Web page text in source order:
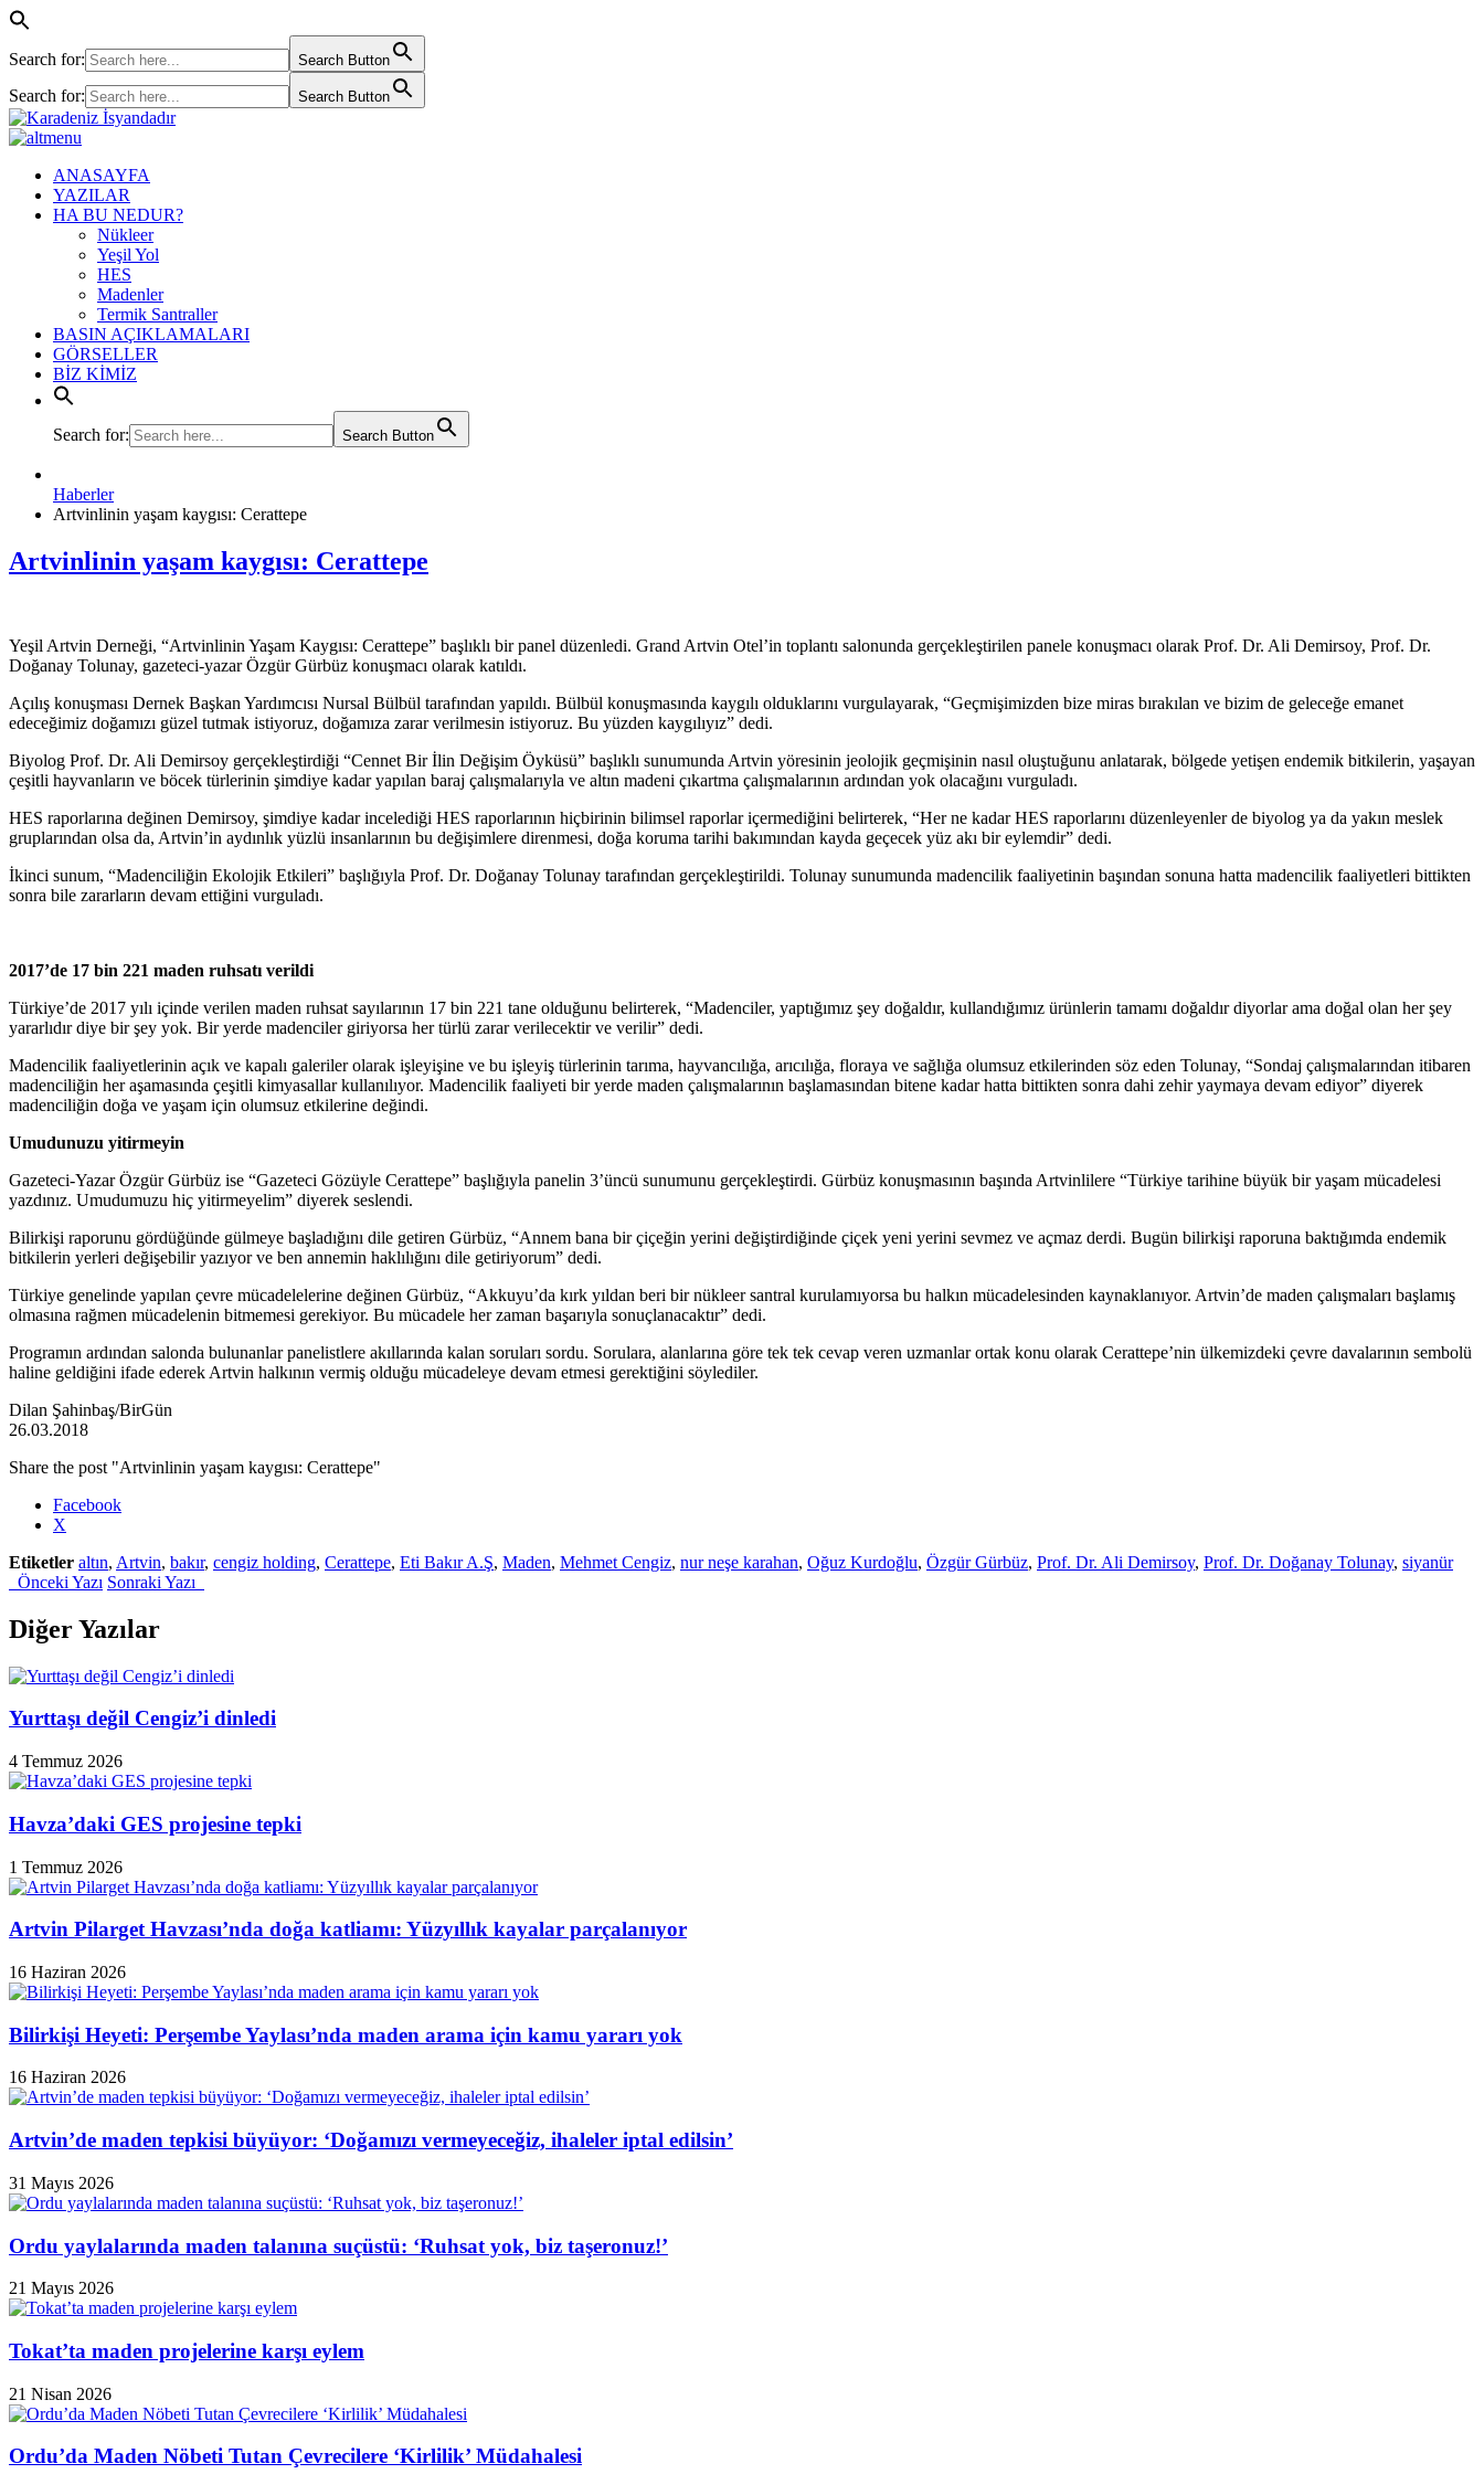
Search for: Search Button
Search for: Search Button
ANASAYFA
YAZILAR
HA BU NEDUR?
Nükleer
Yeşil Yol
HES
Madenler
Termik Santraller
BASIN AÇIKLAMALARI
GÖRSELLER
BİZ KİMİZ
Search for: Search Button
Haberler
Artvinlinin yaşam kaygısı: Cerattepe
Artvinlinin yaşam kaygısı: Cerattepe
Yeşil Artvin Derneği, “Artvinlinin Yaşam Kaygısı: Cerattepe” başlıklı bir panel düzenledi. Grand Artvin Otel’in toplantı salonunda gerçekleştirilen panele konuşmacı olarak Prof. Dr. Ali Demirsoy, Prof. Dr.
Doğanay Tolunay, gazeteci-yazar Özgür Gürbüz konuşmacı olarak katıldı.
Açılış konuşması Dernek Başkan Yardımcısı Nursal Bülbül tarafından yapıldı. Bülbül konuşmasında kaygılı olduklarını vurgulayarak, “Geçmişimizden bize miras bırakılan ve bizim de geleceğe emanet
edeceğimiz doğamızı güzel tutmak istiyoruz, doğamıza zarar verilmesin istiyoruz. Bu yüzden kaygılıyız” dedi.
Biyolog Prof. Dr. Ali Demirsoy gerçekleştirdiği “Cennet Bir İlin Değişim Öyküsü” başlıklı sunumunda Artvin yöresinin jeolojik geçmişinin nasıl oluştuğunu anlatarak, bölgede yetişen endemik bitkilerin, yaşayan
çeşitli hayvanların ve böcek türlerinin şimdiye kadar yapılan baraj çalışmalarıyla ve altın madeni çıkartma çalışmalarının ardından yok olacağını vurguladı.
HES raporlarına değinen Demirsoy, şimdiye kadar incelediği HES raporlarının hiçbirinin bilimsel raporlar içermediğini belirterek, “Her ne kadar HES raporlarını düzenleyenler de biyolog ya da yakın meslek
gruplarından olsa da, Artvin’in aydınlık yüzlü insanlarının bu değişimlere direnmesi, doğa koruma tarihi bakımından kayda geçecek yüz akı bir eylemdir” dedi.
İkinci sunum, “Madenciliğin Ekolojik Etkileri” başlığıyla Prof. Dr. Doğanay Tolunay tarafından gerçekleştirildi. Tolunay sunumunda madencilik faaliyetinin başından sonuna hatta madencilik faaliyetleri bittikten
sonra bile zararların devam ettiğini vurguladı.
2017’de 17 bin 221 maden ruhsatı verildi
Türkiye’de 2017 yılı içinde verilen maden ruhsat sayılarının 17 bin 221 tane olduğunu belirterek, “Madenciler, yaptığımız şey doğaldır, kullandığımız ürünlerin tamamı doğaldır diyorlar ama doğal olan her şey
yararlıdır diye bir şey yok. Bir yerde madenciler giriyorsa her türlü zarar verilecektir ve verilir” dedi.
Madencilik faaliyetlerinin açık ve kapalı galeriler olarak işleyişine ve bu işleyiş türlerinin tarıma, hayvancılığa, arıcılığa, floraya ve sağlığa olumsuz etkilerinden söz eden Tolunay, “Sondaj çalışmalarından itibaren
madenciliğin her aşamasında çeşitli kimyasallar kullanılıyor. Madencilik faaliyeti bir yerde maden çalışmalarının başlamasından bitene kadar hatta bittikten sonra dahi zehir yaymaya devam ediyor” diyerek
madenciliğin doğa ve yaşam için olumsuz etkilerine değindi.
Umudunuzu yitirmeyin
Gazeteci-Yazar Özgür Gürbüz ise “Gazeteci Gözüyle Cerattepe” başlığıyla panelin 3’üncü sunumunu gerçekleştirdi. Gürbüz konuşmasının başında Artvinlilere “Türkiye tarihine büyük bir yaşam mücadelesi
yazdınız. Umudumuzu hiç yitirmeyelim” diyerek seslendi.
Bilirkişi raporunu gördüğünde gülmeye başladığını dile getiren Gürbüz, “Annem bana bir çiçeğin yerini değiştirdiğinde çiçek yeni yerini sevmez ve açmaz derdi. Bugün bilirkişi raporuna baktığımda endemik
bitkilerin yerleri değişebilir yazıyor ve ben annemin haklılığını dile getiriyorum” dedi.
Türkiye genelinde yapılan çevre mücadelelerine değinen Gürbüz, “Akkuyu’da kırk yıldan beri bir nükleer santral kurulamıyorsa bu halkın mücadelesinden kaynaklanıyor. Artvin’de maden çalışmaları başlamış
olmasına rağmen mücadelenin bitmemesi gerekiyor. Bu mücadele her zaman başarıyla sonuçlanacaktır” dedi.
Programın ardından salonda bulunanlar panelistlere akıllarında kalan soruları sordu. Sorulara, alanlarına göre tek tek cevap veren uzmanlar ortak konu olarak Cerattepe’nin ülkemizdeki çevre davalarının sembolü
haline geldiğini ifade ederek Artvin halkının vermiş olduğu mücadeleye devam etmesi gerektiğini söylediler.
Dilan Şahinbaş/BirGün
26.03.2018
Share the post "Artvinlinin yaşam kaygısı: Cerattepe"
Facebook
X
Etiketler altın, Artvin, bakır, cengiz holding, Cerattepe, Eti Bakır A.Ş, Maden, Mehmet Cengiz, nur neşe karahan, Oğuz Kurdoğlu, Özgür Gürbüz, Prof. Dr. Ali Demirsoy, Prof. Dr. Doğanay Tolunay, siyanür
Önceki Yazı Sonraki Yazı
Diğer Yazılar
Yurttaşı değil Cengiz’i dinledi
4 Temmuz 2026
Havza’daki GES projesine tepki
1 Temmuz 2026
Artvin Pilarget Havzası’nda doğa katliamı: Yüzyıllık kayalar parçalanıyor
16 Haziran 2026
Bilirkişi Heyeti: Perşembe Yaylası’nda maden arama için kamu yararı yok
16 Haziran 2026
Artvin’de maden tepkisi büyüyor: ‘Doğamızı vermeyeceğiz, ihaleler iptal edilsin’
31 Mayıs 2026
Ordu yaylalarında maden talanına suçüstü: ‘Ruhsat yok, biz taşeronuz!’
21 Mayıs 2026
Tokat’ta maden projelerine karşı eylem
21 Nisan 2026
Ordu’da Maden Nöbeti Tutan Çevrecilere ‘Kirlilik’ Müdahalesi